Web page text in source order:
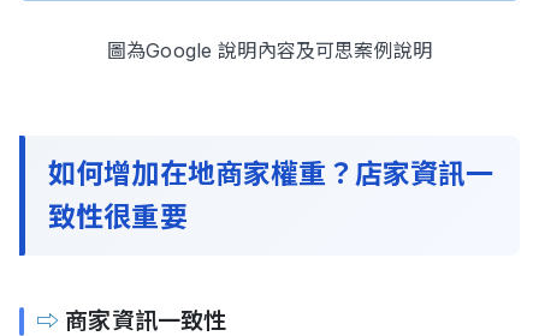
圖為Google 說明內容及可思案例說明
如何增加在地商家權重？店家資訊一
致性很重要
⇨ 商家資訊一致性